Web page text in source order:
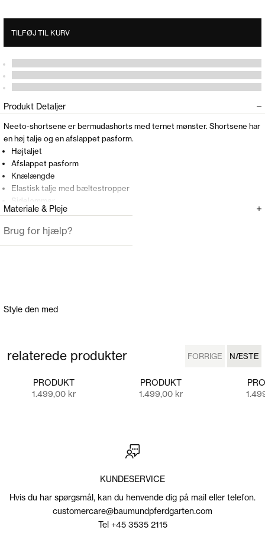
TILFØJ TIL KURV
Produkt Detaljer
Neeto-shortsene er bermudashorts med ternet mønster. Shortsene har
en høj talje og en afslappet pasform.
Højtaljet
Afslappet pasform
Knælængde
Elastisk talje med bæltestropper
Sidelommer
Påsyede kommer i siderne
Lynlåslukning med knap
Modellen er 177cm og har en størrelse 36(S) på
Materiale & Pleje
Brug for hjælp?
Style den med
relaterede produkter FORRIGE
FORRIGE NÆSTE
NÆSTE
PRODUKT
Salgspris
1.499,00 kr
PRODUKT
Salgspris
1.499,00 kr
KUNDESERVICE
Hvis du har spørgsmål, kan du henvende dig på mail eller telefon.
customercare@baumundpferdgarten.com
Tel +45 3535 2115